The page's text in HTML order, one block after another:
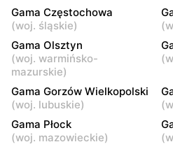
Dobieszyn, ul. Dobieszyn
341
Gama
Dzierzążnia, ul. Dzierzążnia
33
Gama
Bodzanów, ul. Księcia
Józefa Poniatowskiego 12
Gama Częstochowa
(woj. śląskie)
(
Gama Olsztyn
(woj. warmińsko-
mazurskie)
(
Gama Gorzów Wielkopolski
(woj. lubuskie)
(
Gama Płock
(woj. mazowieckie)
(